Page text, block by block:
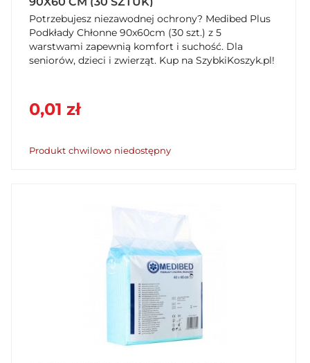
Potrzebujesz niezawodnej ochrony? Medibed Plus
Podkłady Chłonne 90x60cm (30 szt.) z 5
warstwami zapewnią komfort i suchość. Dla
seniorów, dzieci i zwierząt. Kup na SzybkiKoszyk.pl!
0,01 zł
Produkt chwilowo niedostępny